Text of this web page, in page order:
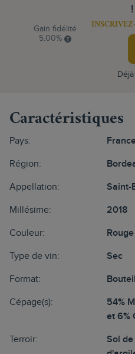
!
Gain fidélité
5.00%
Caractéristiques
Pays:
Région:
Appellation: Saint-
Millésime: 2018
Couleur: Rouge
Type de vin: Sec
Format:
Cépage(s):
54%
et 6%
Terroir:
Sol